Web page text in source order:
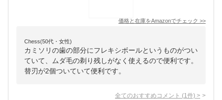
価格と在庫をAmazonでチェック >>
Chess(50代・女性)
カミソリの歯の部分にフレキシボールというものがつい
ていて、ムダ毛の剃り残しがなく使えるので便利です。
替刃が2個ついていて便利です。
全てのおすすめコメント (1 件) >